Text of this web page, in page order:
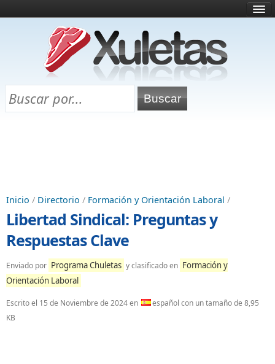
¿Qué es esto?
Directorio
Chuletas para exámenes
Inicio / Directorio / Formación y Orientación Laboral /
Libertad Sindical: Preguntas y
Respuestas Clave
Enviado por Programa Chuletas y clasificado en Formación y
Orientación Laboral
Escrito el 15 de Noviembre de 2024en
español con un tamaño de 8,95
KB